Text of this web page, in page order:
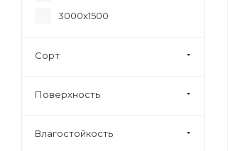
3000х1500
Сорт
Поверхность
Влагостойкость